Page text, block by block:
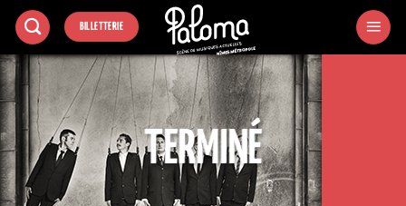
Passer
contenu
BILLETTERIE
TERMINÉ